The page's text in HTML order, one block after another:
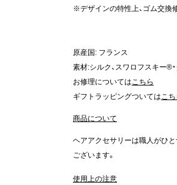
※デザインの特性上、ゴム交換
原産国: フランス
素材:シルク、スワロフスキー®
お修理についてはこちら
ギフトラッピングついてはこち
商品について
ヘアアクセサリーは職人がひ
ございます。
使用上の注意